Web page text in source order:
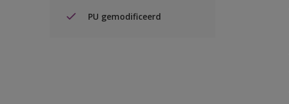
PU gemodificeerd